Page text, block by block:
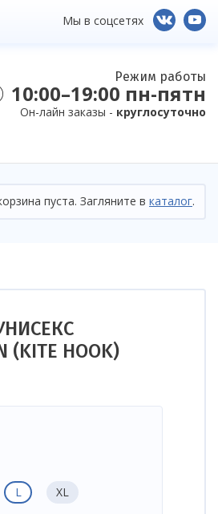
Мы в соцсетях
Режим работы
10:00–19:00 пн-пятн
Он-лайн заказы - круглосуточно
пуста. Загляните в каталог.
(KITE HOOK)
L XL